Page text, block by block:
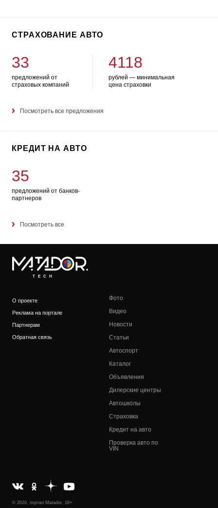
СТРАХОВАНИЕ АВТО
33
предложений от
страховых компаний
4118
рублей — минимальная
цена страховки
Посмотреть все предложения
КРЕДИТ НА АВТО
35
предложений от банков-
партнеров
Посмотреть все
TECH
О проекте
Реклама на портале
Партнерам
Обратная связь
Фото
Видео
Новости
Статьи
Автоспорт
Каталог
Объявления
Дилерские центры
Автошколы
Страховка
Кредит на авто
Проверка авто по
VIN
© 2020, портал Matador, 18+